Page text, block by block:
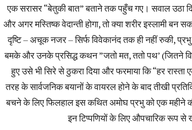
एक सरासर “बेतुकी बात” बताने तक पहुँच गए। सवाल उठा
और अगर मस्तिष्क वेदान्ती होगा, तो क्या शरीर इस्लामी बन
दृष्टि – अचूक नजर – सिर्फ विवेकानंद तक ही नहीं रुकी,
बमके और उनके प्रसिद्ध कथन ”जतो मत, ततो पथ’ (जितने
हुए उसे भी सिरे से ठुकरा दिया और फरमाया कि “हर
तरह के सार्वजनिक बयानों के वायरल होने के बाद तीखी
बचने के लिए फिलहाल इस कथित अमोघ प्रभु को एक महीने
इन टिप्पणियों के लिए औपचारिक रूप से